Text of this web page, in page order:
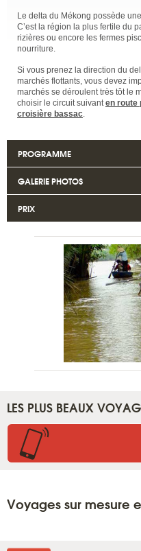
Le delta du Mékong possède
C’est la région la plus fertile du
rizières ou encore les fermes
nourriture.
Si vous prenez la direction du
marchés flottants, vous devez
marchés se déroulent très tôt le
choisir le circuit suivant en route
croisière bassac
PROGRAMME
GALERIE PHOTOS
PRIX
LES PLUS BEAUX
Voyages sur mesure